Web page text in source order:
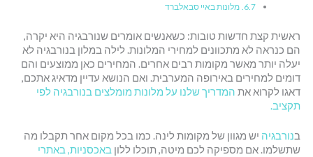
מלונות באיי סבאלברד
ראשית קצת חדשות טובות: כשאנשים אומרים שנורבגיה היא יקרה,
הם כנראה לא מתכוונים למחירי המלונות. לילה במלון בנורבגיה לא
יעלה יותר מאשר מקומות רבים אחרים. המחירים כאן ממוצעים והם
דומים למחירים באירופה המערבית. ואם הנושא עדיין מדאיג אתכם,
דאגו לקרוא את המדריך שלנו על מלונות מומלצים בנורבגיה לפי
תקציב.
בנורבגיה יש מגוון של מקומות לינה. כמו בכל מקום אחר תקבלו מה
שתשלמו. אם מספיקה לכם מיטה, תוכלו ללון באכסניות, באתרי